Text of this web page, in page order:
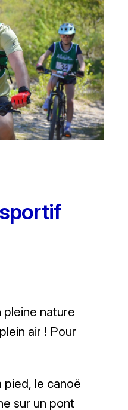
pleine nature
air ! Pour
pied, le canoë
sur un pont